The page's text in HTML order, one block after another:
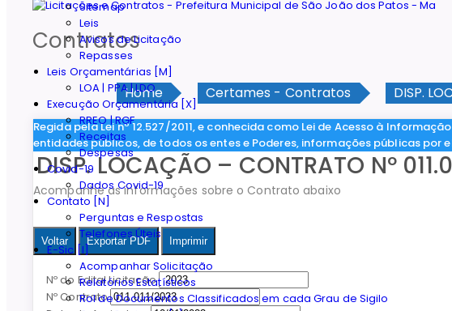
Sitemap
Leis
Avisos de Licitação
Repasses
Leis Orçamentárias [M]
LOA | PPA | LDO
Execução Orçamentária [X]
RREO | RGF
Receitas
Despesas
Covid-19
Dados Covid-19
Contato [N]
Perguntas e Respostas
Telefones Úteis
E-Sic [I]
Acompanhar Solicitação
Relatórios Estatísticos
Rol de Documentos Classificados em cada Grau de Sigilo
Contratos
Home Certames - Contratos DISP.
Regida pela Lei nº 12.527/2011, e conhecida como Lei de Acesso à
entidades públicos, de todos os entes e Poderes, informações públicas por
DISP. LOCAÇÃO – CONTRATO Nº
Acompanhe as informações sobre o Contrato abaixo
Voltar Exportar PDF Imprimir
Nº do Edital Licitação
Nº Contrato